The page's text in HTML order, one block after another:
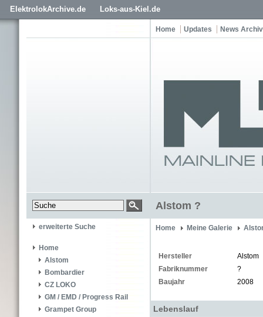
ElektrolokArchive.de Loks-aus-Kiel.de
Home Updates News Archiv
Alstom ?
erweiterte Suche
Home
Alstom
Bombardier
CZ LOKO
GM / EMD / Progress Rail
Grampet Group
Home Meine Galerie
Hersteller
Alstom
Fabriknummer
?
Baujahr
2008
Lebenslauf